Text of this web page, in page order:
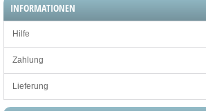
INFORMATIONEN
Hilfe
Zahlung
Lieferung